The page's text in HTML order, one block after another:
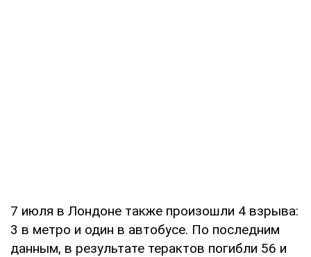
7 июля в Лондоне также произошли 4 взрыва:
3 в метро и один в автобусе. По последним
данным, в результате терактов погибли 56 и